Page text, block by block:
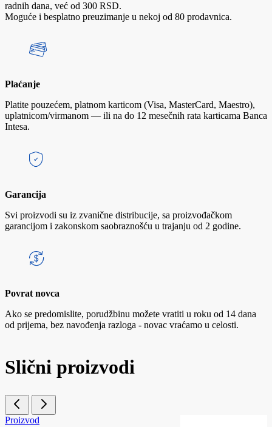
radnih dana, već od 300 RSD.
Moguće i besplatno preuzimanje u nekoj od 80 prodavnica.
Plaćanje
Platite pouzećem, platnom karticom (Visa, MasterCard, Maestro),
uplatnicom/virmanom — ili na do 12 mesečnih rata karticama Banca
Intesa.
Garancija
Svi proizvodi su iz zvanične distribucije, sa proizvođačkom
garancijom i zakonskom saobraznošću u trajanju od 2 godine.
Povrat novca
Ako se predomislite, porudžbinu možete vratiti u roku od 14 dana
od prijema, bez navođenja razloga - novac vraćamo u celosti.
Slični proizvodi
Proizvod